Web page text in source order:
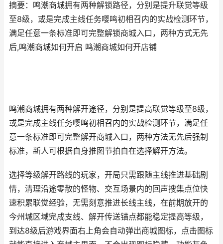
摘要：鸣潮商城拥有两种解锁路径，分别是提升联觉等级
至8级，或是完成主线任务嘤鸣初相召内的实战检测环节，
满足任意一条标准即可完整解锁商城入口，两种方式无先
后,鸣潮商城如何开启 鸣潮商城如何开店铺
鸣潮商城拥有两种解开途径，分别是提高联觉等级至8级，
或是完成主线任务嘤鸣初相召内的实战检测环节，满足任
意一条标准即可完整解开商城入口，两种方法无先后强制
标准，新人可根据自身推图节拍自在选择解开方法。
选择等级解开路线的玩家，开局只需跟随主线推进基础剧
情，清理沿途零散的怪物、交互场景内的回声搜集点位快
速积累联觉经验，无需刻意推进长线主线，在前期放开的
今州城区域完成支线、解开传送锚点都能稳定提高等级，
到达8级后游戏界面右上角会自动弹出商城图标，点击图标